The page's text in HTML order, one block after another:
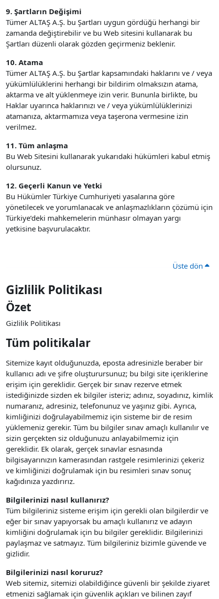
9. Şartların Değişimi
Tümer ALTAŞ A.Ş. bu Şartları uygun gördüğü herhangi bir
zamanda değiştirebilir ve bu Web sitesini kullanarak bu
Şartları düzenli olarak gözden geçirmeniz beklenir.
10. Atama
Tümer ALTAŞ A.Ş. bu Şartlar kapsamındaki haklarını ve / veya
yükümlülüklerini herhangi bir bildirim olmaksızın atama,
aktarma ve alt yüklenmeye izin verir. Bununla birlikte, bu
Haklar uyarınca haklarınızı ve / veya yükümlülüklerinizi
atamanıza, aktarmamıza veya taşerona vermesine izin
verilmez.
11. Tüm anlaşma
Bu Web Sitesini kullanarak yukarıdaki hükümleri kabul etmiş
olursunuz.
12. Geçerli Kanun ve Yetki
Bu Hükümler Türkiye Cumhuriyeti yasalarına göre
yönetilecek ve yorumlanacak ve anlaşmazlıkların çözümü için
Türkiye’deki mahkemelerin münhasır olmayan yargı
yetkisine başvurulacaktır.
Üste dön
Gizlilik Politikası
Özet
Gizlilik Politikası
Tüm politikalar
Sitemize kayıt olduğunuzda, eposta adresinizle beraber bir
kullanıcı adı ve şifre oluşturursunuz; bu bilgi site içeriklerine
erişim için gereklidir. Gerçek bir sınav rezerve etmek
istediğinizde sizden ek bilgiler isteriz; adınız, soyadınız, kimlik
numaranız, adresiniz, telefonunuz ve yaşınız gibi. Ayrıca,
kimliğinizi doğrulayabilmemiz için sisteme bir de resim
yüklemeniz gerekir. Tüm bu bilgiler sınav amaçlı kullanılır ve
sizin gerçekten siz olduğunuzu anlayabilmemiz için
gereklidir. Ek olarak, gerçek sınavlar esnasında
bilgisayarınızın kamerasından rastgele resimlerinizi çekeriz
ve kimliğinizi doğrulamak için bu resimleri sınav sonuç
kağıdınıza yazdırırız.
Bilgilerinizi nasıl kullanırız?
Tüm bilgileriniz sisteme erişim için gerekli olan bilgilerdir ve
eğer bir sınav yapıyorsak bu amaçlı kullanırız ve adayın
kimliğini doğrulamak için bu bilgiler gereklidir. Bilgilerinizi
paylaşmaz ve satmayız. Tüm bilgileriniz bizimle güvende ve
gizlidir.
Bilgilerinizi nasıl koruruz?
Web sitemiz, sitemizi olabildiğince güvenli bir şekilde ziyaret
etmenizi sağlamak için güvenlik açıkları ve bilinen zayıf